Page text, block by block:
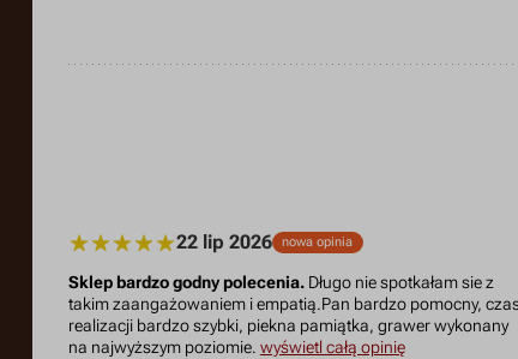
22 lip 2026 nowa opinia
Sklep bardzo godny polecenia.Długo nie spotkałam sie z
takim zaangażowaniem i empatią.Pan bardzo pomocny,
realizacji bardzo szybki, piekna pamiątka, grawer wykonany
na najwyższym poziomie. wyświetl całą opinię